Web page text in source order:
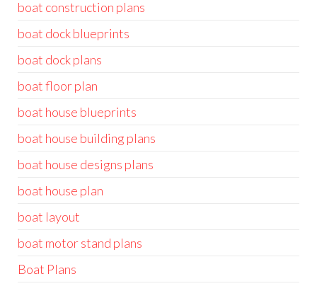
boat construction plans
boat dock blueprints
boat dock plans
boat floor plan
boat house blueprints
boat house building plans
boat house designs plans
boat house plan
boat layout
boat motor stand plans
Boat Plans